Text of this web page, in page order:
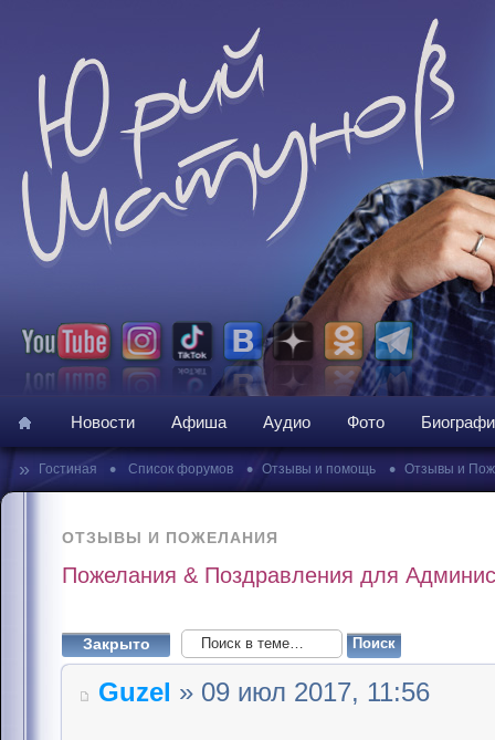
Новости Афиша Аудио Фото
» Гостиная • Список форумов • Отзывы и помощь • Отзывы и
ОТЗЫВЫ И ПОЖЕЛАНИЯ
Пожелания & Поздравления для
Закрыто
Guzel » 09 июл 2017, 11:56